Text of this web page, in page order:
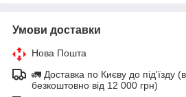
Умови доставки
Нова Пошта
🚛 Доставка по Києву до під'їзду
безкоштовно від 12 000 грн)